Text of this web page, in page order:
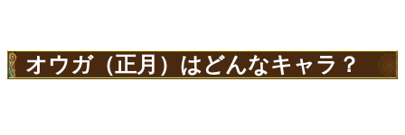
オウガ（正月）はどんなキャラ？